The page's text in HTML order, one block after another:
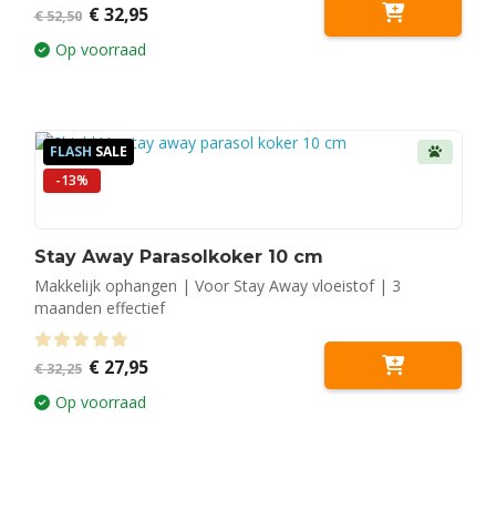
4.00out of 5
€52,50 Oorspronkelijke
prijs
was:
€ 52,50.
€32,95Huidige
Op voorraad
FLASH SALE
-13%
Stay Away Parasolkoker 10 cm
Makkelijk ophangen | Voor Stay Away vloeistof | 3
maanden effectief
0 out of 5
€32,25 Oorspronkelijke
prijs
was:
€ 32,25.
€ 27,95Huidige
Op voorraad